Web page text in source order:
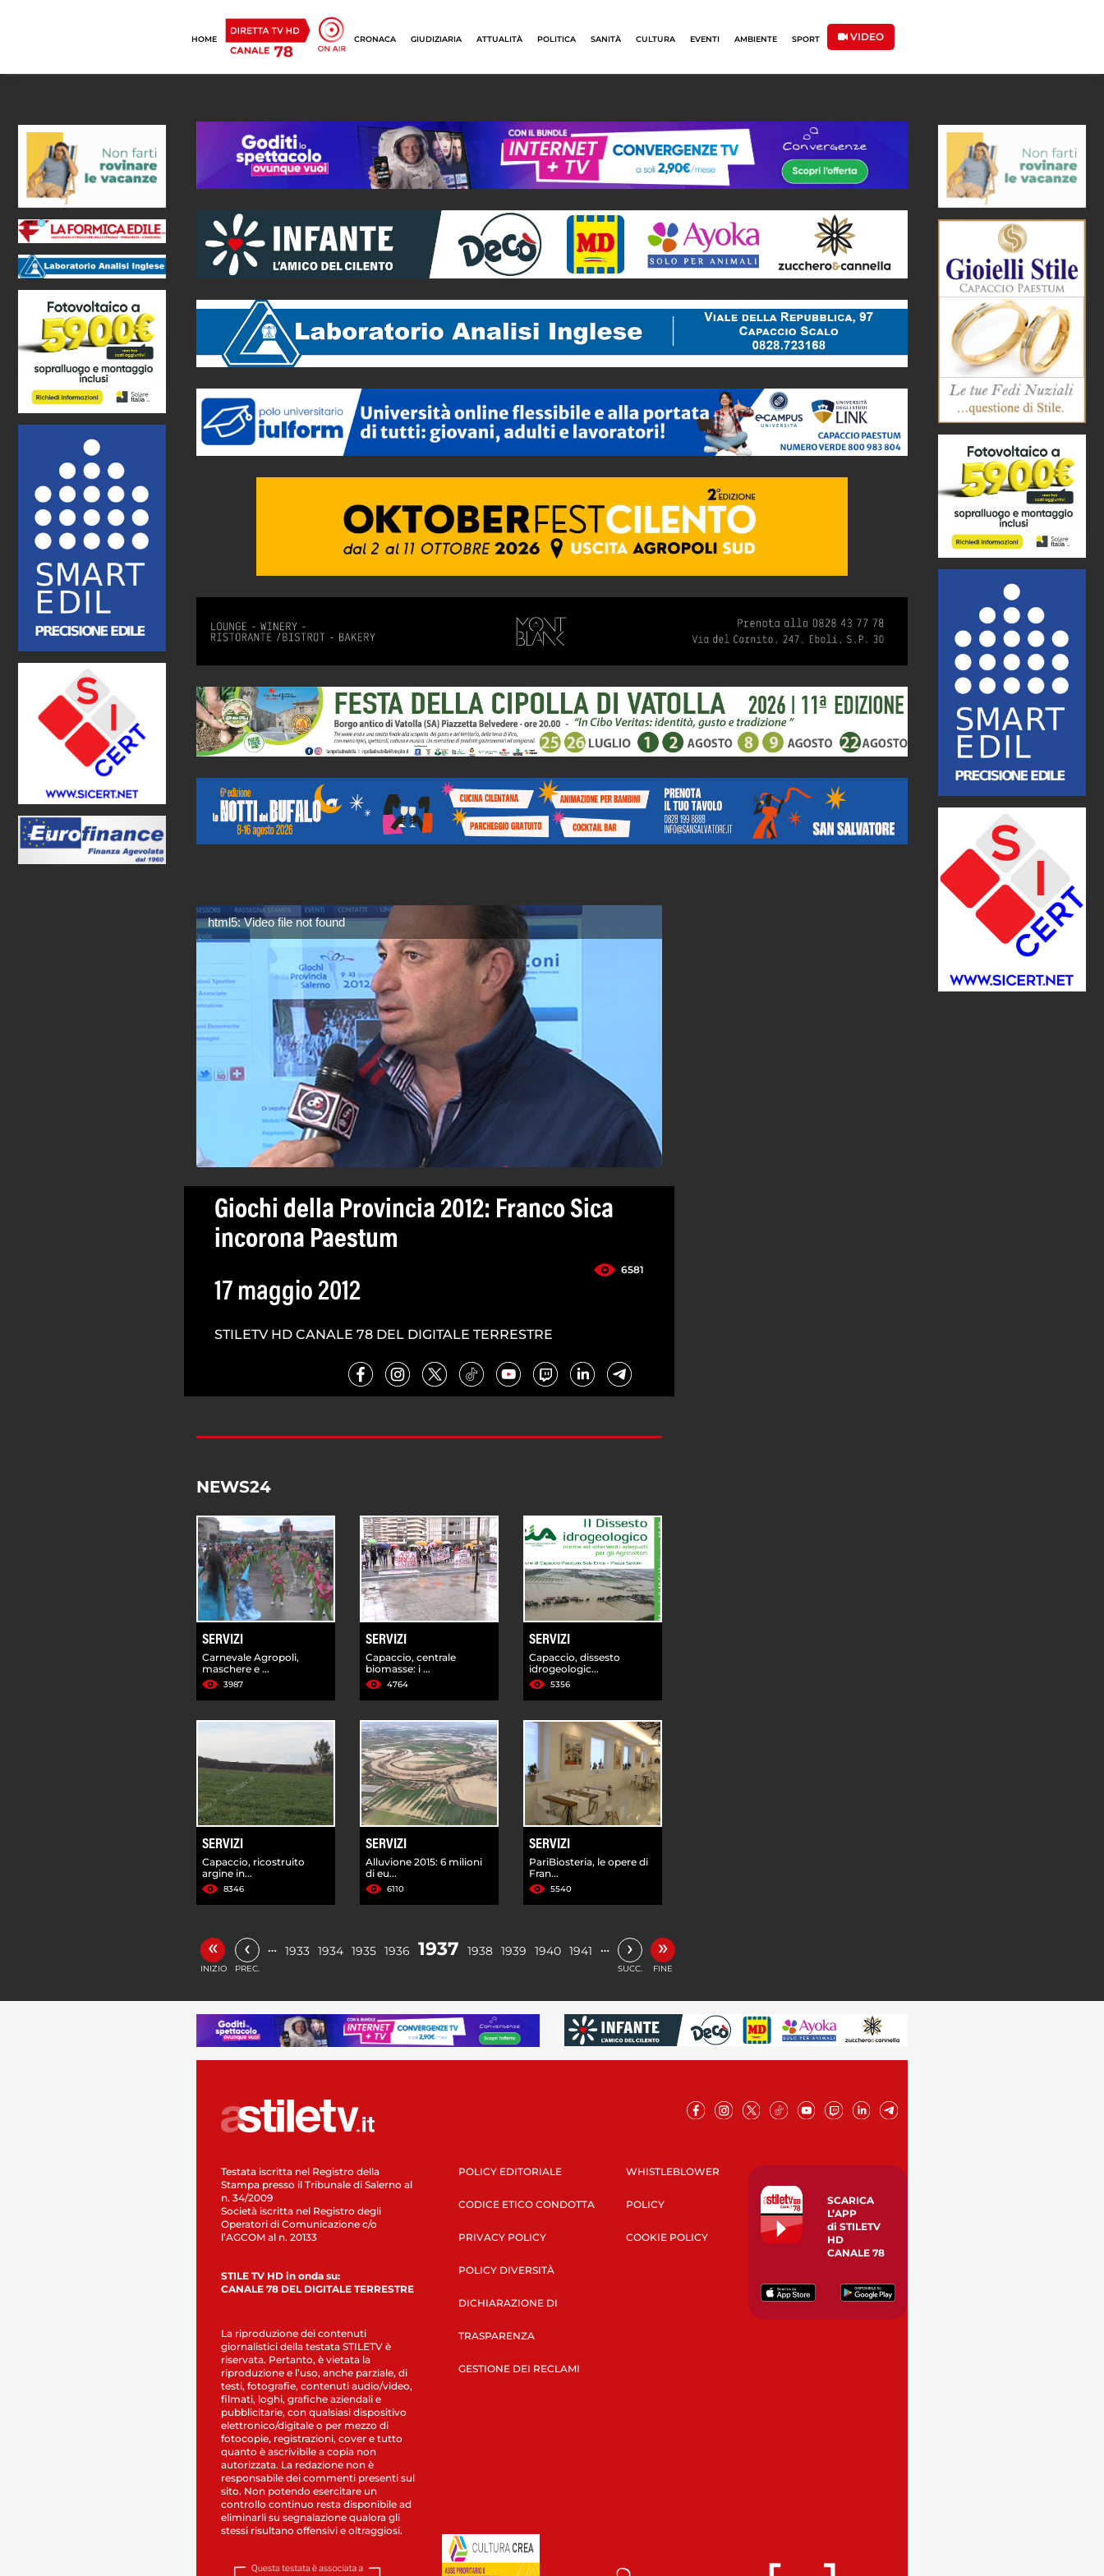
HOME CRONACA GIUDIZIARIA ATTUALITÀ POLITICA SANITÀ CULTURA EVENTI AMBIENTE SPORT VIDEO
html5: Video file not found
Giochi della Provincia 2012: Franco Sica
incorona Paestum
6581
17 maggio 2012
STILETV HD CANALE 78 DEL DIGITALE TERRESTRE
NEWS24
SERVIZI
Carnevale Agropoli,
maschere e ...
3987
SERVIZI
Capaccio, centrale
biomasse: i ...
4764
SERVIZI
Capaccio, dissesto
idrogeologic...
5356
SERVIZI
Capaccio, ricostruito
argine in...
8346
SERVIZI
Alluvione 2015: 6 milioni
di eu...
6110
SERVIZI
PariBiosteria, le opere di
Fran...
5540
«
INIZIO
‹
PREC.
… 1933 1934 1935 1936 1937 1938 1939 1940 1941 … ›
SUCC.
»
FINE
Testata iscritta nel Registro della
Stampa presso il Tribunale di Salerno al
n. 34/2009
Società iscritta nel Registro degli
Operatori di Comunicazione c/o
l’AGCOM al n. 20133
STILE TV HD in onda su:
CANALE 78 DEL DIGITALE TERRESTRE
La riproduzione dei contenuti
giornalistici della testata STILETV è
riservata. Pertanto, è vietata la
riproduzione e l’uso, anche parziale, di
testi, fotografie, contenuti audio/video,
filmati, loghi, grafiche aziendali e
pubblicitarie, con qualsiasi dispositivo
elettronico/digitale o per mezzo di
fotocopie, registrazioni, cover e tutto
quanto è ascrivibile a copia non
autorizzata. La redazione non è
responsabile dei commenti presenti sul
sito. Non potendo esercitare un
controllo continuo resta disponibile ad
eliminarli su segnalazione qualora gli
stessi risultano offensivi e oltraggiosi.
POLICY EDITORIALE
CODICE ETICO CONDOTTA
PRIVACY POLICY
POLICY DIVERSITÀ
DICHIARAZIONE DI
TRASPARENZA
GESTIONE DEI RECLAMI
WHISTLEBLOWER
POLICY
COOKIE POLICY
SCARICA
L’APP
di STILETV
HD
CANALE 78